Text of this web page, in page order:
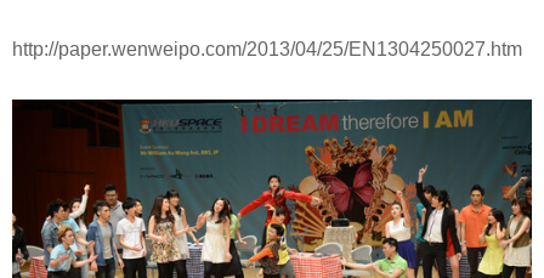
http://paper.wenweipo.com/2013/04/25/EN1304250027.htm